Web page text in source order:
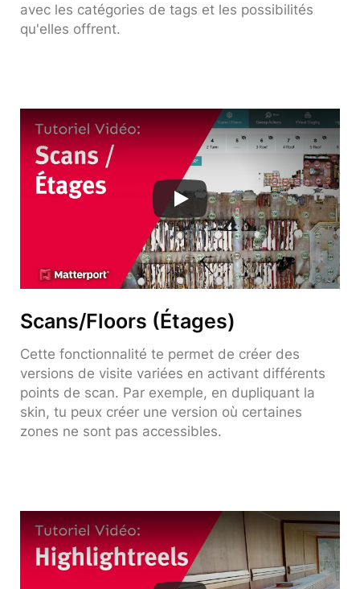
avec les catégories de tags et les possibilités
qu'elles offrent.
Scans/Floors (Étages)
Cette fonctionnalité te permet de créer des
versions de visite variées en activant différents
points de scan. Par exemple, en dupliquant la
skin, tu peux créer une version où certaines
zones ne sont pas accessibles.